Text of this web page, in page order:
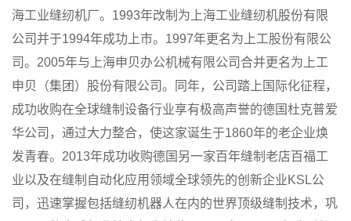
海工业缝纫机厂。1993年改制为上海工业缝纫机股份有限
公司并于1994年成功上市。1997年更名为上工股份有限公
司。2005年与上海申贝办公机械有限公司合并更名为上工
申贝（集团）股份有限公司。同年，公司踏上国际化征程，
成功收购在全球缝制设备行业享有极高声誉的德国杜克普爱
华公司，通过大力整合，使这家诞生于1860年的老企业焕
发青春。2013年成功收购德国另一家百年缝制老店百福工
业以及在缝制自动化应用领域全球领先的创新企业KSL公
司，迅速掌握包括缝纫机器人在内的世界顶级缝制技术，巩